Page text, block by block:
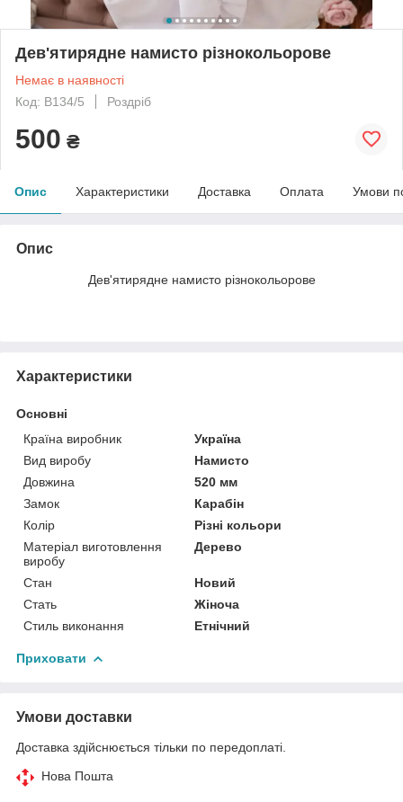
Дев'ятирядне намисто різнокольорове
Немає в наявності
Код: B134/5
Роздріб
500 ₴
Опис Характеристики Доставка Оплата Умови
Опис
Дев'ятирядне намисто різнокольорове
Характеристики
Основні
Країна виробник
Україна
Вид виробу
Намисто
Довжина
520 мм
Замок
Карабін
Колір
Різні кольори
Матеріал виготовлення
виробу
Дерево
Стан
Новий
Стать
Жіноча
Стиль виконання
Етнічний
Приховати
Умови доставки
Доставка здійснюється тільки по передоплаті.
Нова Пошта